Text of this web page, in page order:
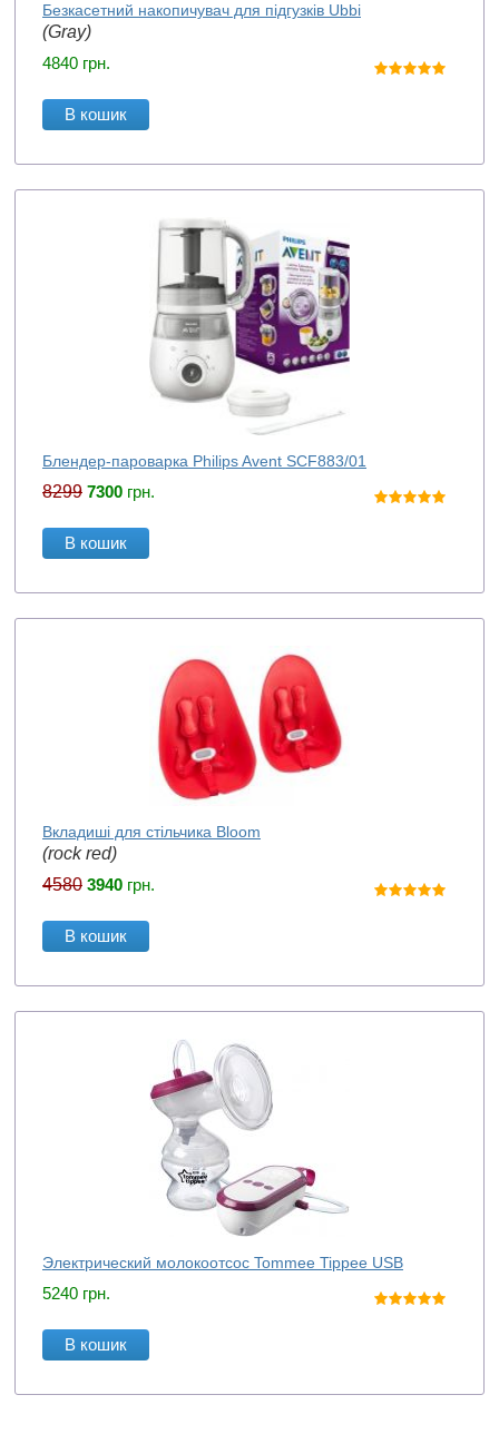
Безкасетний накопичувач для підгузків Ubbi
(Gray)
4840 грн.
В кошик
Блендер-пароварка Philips Avent SCF883/01
8299 7300 грн.
В кошик
Вкладиші для стільчика Bloom
(rock red)
4580 3940 грн.
В кошик
Электрический молокоотсос Tommee Tippee USB
5240 грн.
В кошик